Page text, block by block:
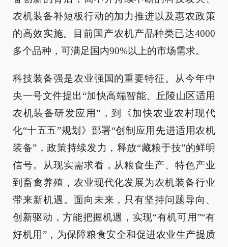
农机装备补短板行动的加力推进以及惠农政策
的高效实施。目前国产农机产品种类已达4000
多个品种，可满足国内90%以上的市场需求。
科技装备强是农业强国的重要特征。从今年中
央一号文件提出“加快高端智能、丘陵山区适用
农机装备研发应用”，到《加快农业农村现代
化“十五五”规划》部署“创制应用先进适用农机
装备”，政策持续发力，释放“藏粮于技”的鲜明
信号。从现实需求看，从粮食生产、特色产业
到畜禽养殖，农业现代化发展为农机装备行业
带来新机遇。面向未来，只有坚持问题导向、
创新驱动，方能把握机遇，实现“有机可用”“有
好机用”，为保障粮食安全和促进农业生产提质